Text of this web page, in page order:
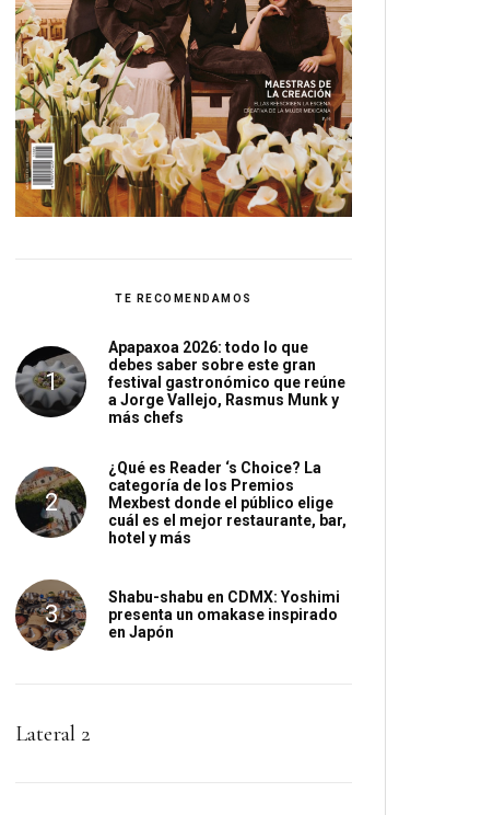
TE RECOMENDAMOS
Apapaxoa 2026: todo lo que
debes saber sobre este gran
festival gastronómico que reúne
a Jorge Vallejo, Rasmus Munk y
más chefs
¿Qué es Reader ‘s Choice? La
categoría de los Premios
Mexbest donde el público elige
cuál es el mejor restaurante, bar,
hotel y más
Shabu-shabu en CDMX: Yoshimi
presenta un omakase inspirado
en Japón
Lateral 2